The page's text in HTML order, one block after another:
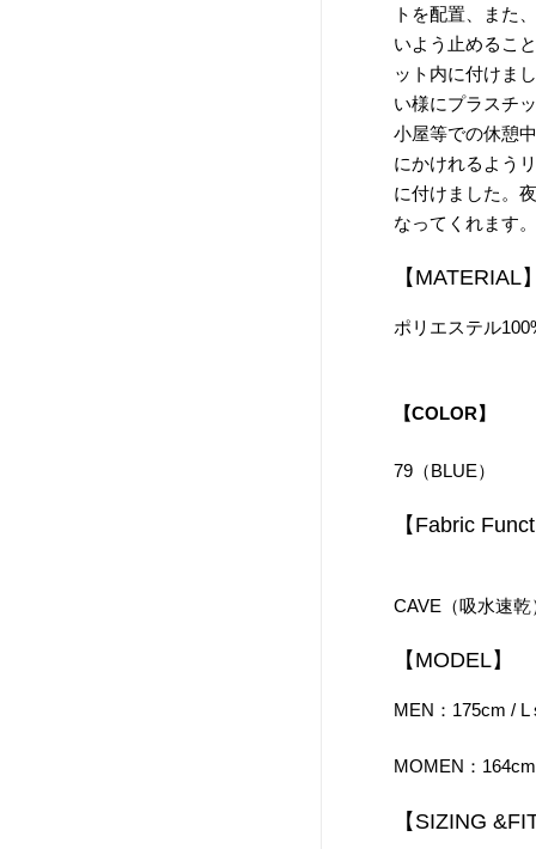
トを配置、また
いよう止めるこ
ット内に付けま
い様にプラスチ
小屋等での休憩
にかけれるよう
に付けました。
なってくれます。
【MATERIAL
ポリエステル
【COLOR】
79（BLUE）
【 Fabric
CAVE（吸水速乾
【MODEL】
MEN：175cm / L
MOMEN：
【SIZING
メル